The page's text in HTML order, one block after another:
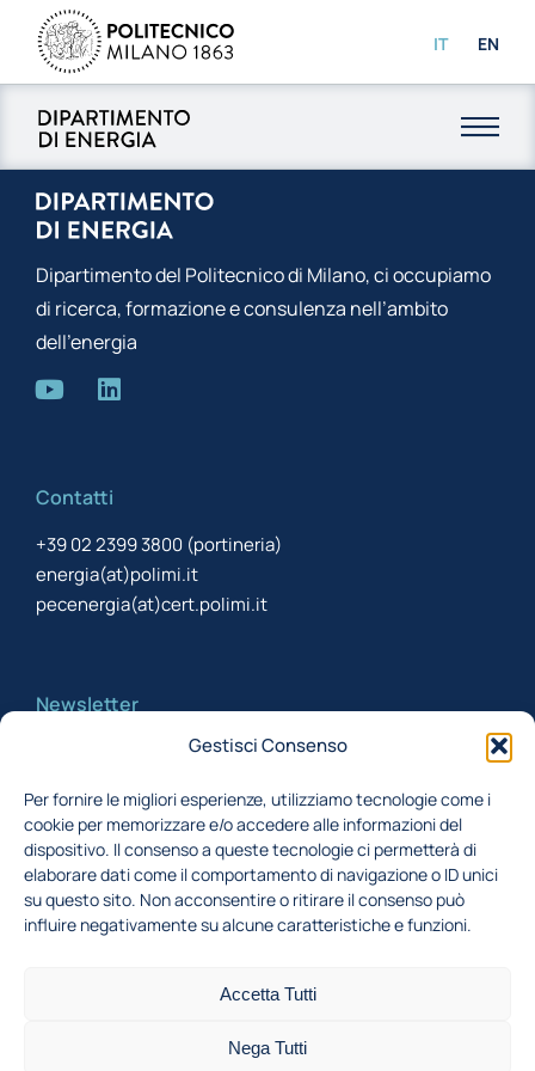
Gestisci Consenso
Per fornire le migliori esperienze, utilizziamo tecnologie come i
cookie per memorizzare e/o accedere alle informazioni del
dispositivo. Il consenso a queste tecnologie ci permetterà di
elaborare dati come il comportamento di navigazione o ID unici
su questo sito. Non acconsentire o ritirare il consenso può
influire negativamente su alcune caratteristiche e funzioni.
Accetta Tutti
Nega Tutti
IT EN
Dipartimento del Politecnico di Milano, ci occupiamo
di ricerca, formazione e consulenza nell’ambito
dell’energia
Contatti
+39 02 2399 3800 (portineria)
energia(at)polimi.it
pecenergia(at)cert.polimi.it
Newsletter
Iscriviti alla newsletter per rimanere aggiornato
Acconsento al trattamento dei miei dati,
secondo la Finalità 1 indicata nell'informativa
privacy